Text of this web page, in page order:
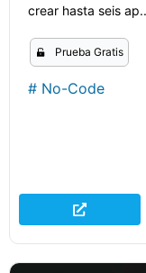
crear hasta seis
Prueba Gratis
# No-Code